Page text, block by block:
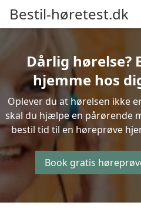
Bestil-høretest.dk
Dårlig hørelse?
hjemme hos
Oplever du at hørelsen ikke
skal du hjælpe en pårørende
bestil tid til en høreprøve
Book gratis